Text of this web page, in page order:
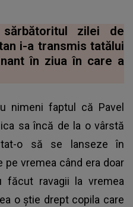
zilei de
i-a transmis tatălui
în ziua în care a
nimeni faptul că Pavel
sa încă de la o vârstă
o să se lanseze în
pe vremea când era doar
făcut ravagii la vremea
o știe drept copila care